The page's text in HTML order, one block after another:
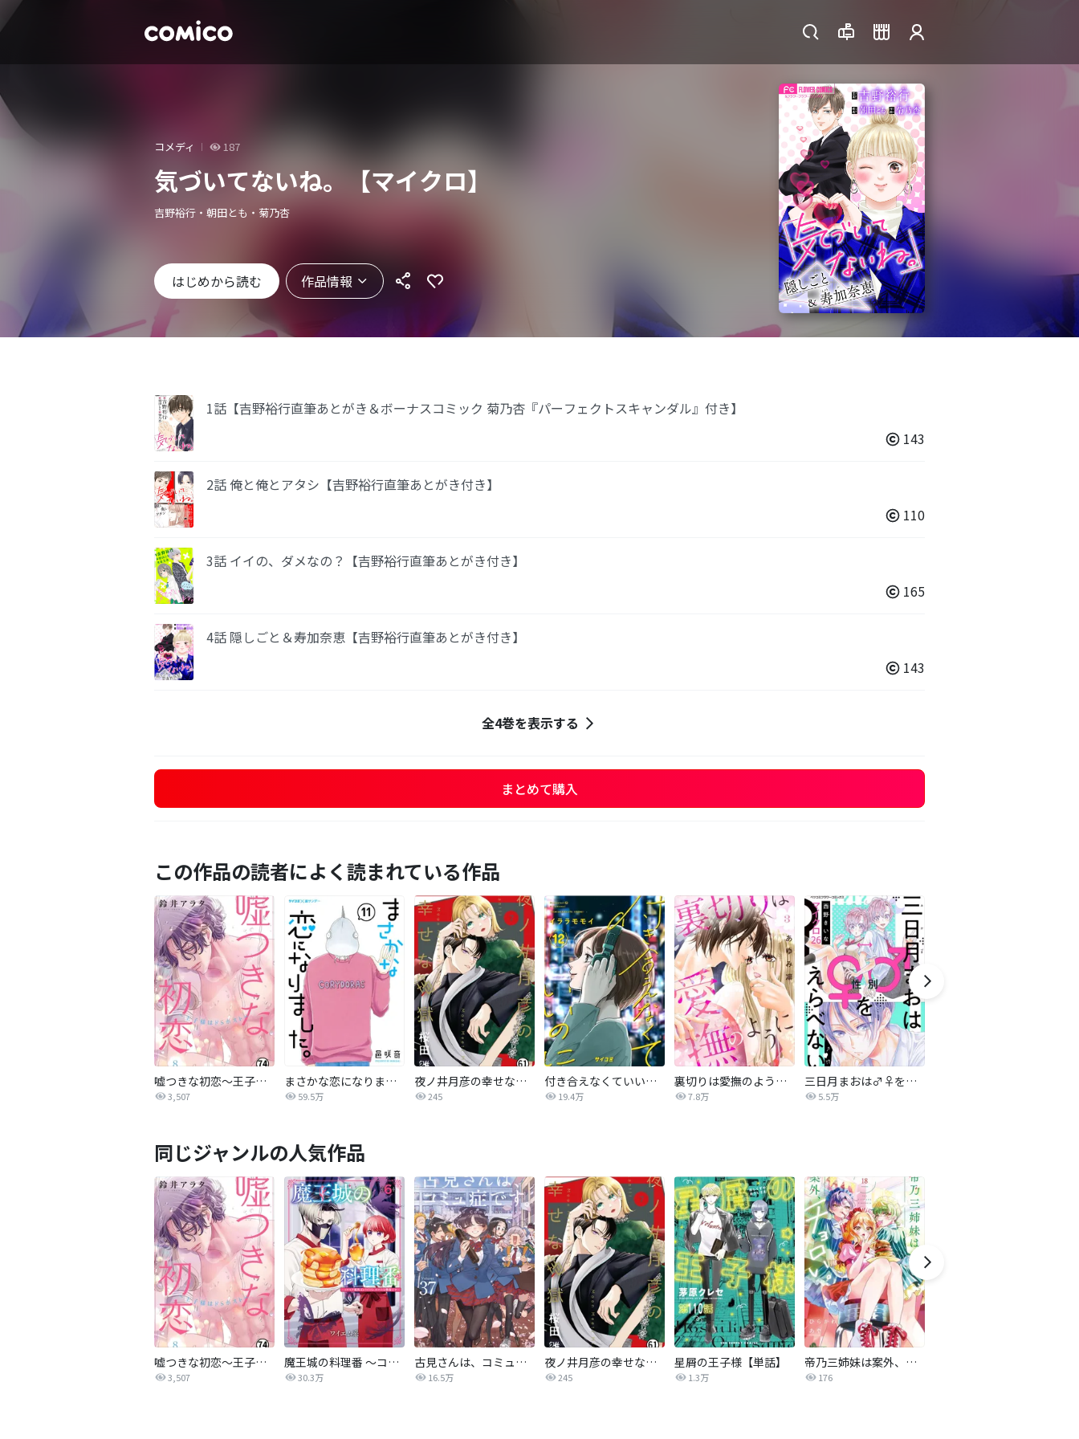
コメディ 187
気づいてないね。【マイクロ】
吉野裕行・朝田とも・菊乃杏
はじめから読む 作品情報
1話【吉野裕行直筆あとがき＆ボーナスコミック 菊乃杏『パーフェクトスキャンダル』付き】
143
2話 俺と俺とアタシ【吉野裕行直筆あとがき付き】
110
3話 イイの、ダメなの？【吉野裕行直筆あとがき付き】
165
4話 隠しごと＆寿加奈恵【吉野裕行直筆あとがき付き】
143
全4巻を表示する
まとめて購入
この作品の読者によく読まれている作品
嘘つきな初恋～王子様はドSホスト～
3,507
まさかな恋になりました。
59.5万
夜ノ井月彦の幸せな地獄
245
付き合えなくていいのに
19.4万
裏切りは愛撫のように【マイクロ】
7.8万
三日月まおは♂♀をえらべない【マイクロ】
5.5万
同じジャンルの人気作品
嘘つきな初恋～王子様はドSホスト～
3,507
魔王城の料理番 〜コワモテ魔族ばかりだけど、ホワイトな職場です〜
30.3万
古見さんは、コミュ症です。
16.5万
夜ノ井月彦の幸せな地獄
245
星屑の王子様【単話】
1.3万
帝乃三姉妹は案外、チョロい。
176